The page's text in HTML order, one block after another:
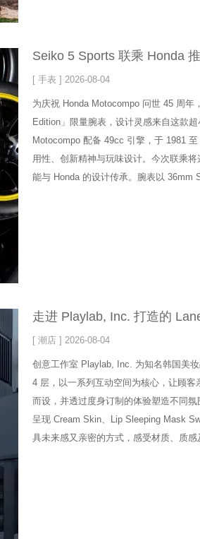
Seiko 5 Sports 联乘 Honda
[ 手表 ] 2026-08-04
为庆祝 Honda Motocompo 问世 45 周
Edition」限量腕表，设计灵感来自这款
Motocompo 配备 49cc 引擎，于 1981
用性、创新精神与玩味设计。今次联乘
能与 Honda 的设计传承。腕表以 36mm
走进 Playlab, Inc. 打造的
[ 潮店 ] 2026-08-04
创意工作室 Playlab, Inc. 为知名韩国美
4 层，以一系列互动空间为核心，让顾
而设，并透过度身订制的体验塑造不同
呈现 Cream Skin、Lip Sleeping Mask
具未来感又亲密的方式，感受材质、质